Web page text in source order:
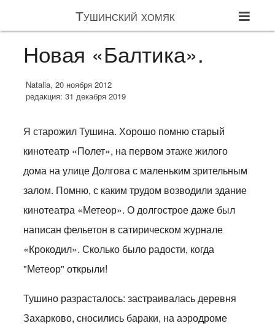
Тушинский хомяк
Новая «Балтика».
Natalia, 20 ноября 2012
редакция: 31 декабря 2019
Я старожил Тушина. Хорошо помню старый
кинотеатр «Полет», на первом этаже жилого
дома на улице Долгова с маленьким зрительным
залом. Помню, с каким трудом возводили здание
кинотеатра «Метеор». О долгострое даже был
написан фельетон в сатирическом журнале
«Крокодил». Сколько было радости, когда
"Метеор" открыли!
Тушино разрасталось: застраивалась деревня
Захарково, сносились бараки, на аэродроме